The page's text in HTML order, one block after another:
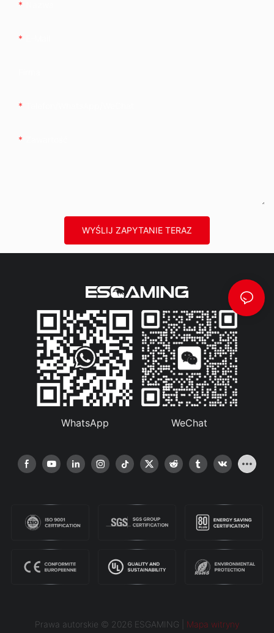
WYŚLIJ ZAPYTANIE TERAZ
WhatsApp WeChat
Prawa autorskie © 2026 ESGAMING | Mapa witryny